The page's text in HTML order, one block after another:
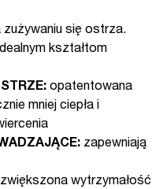
zużywaniu się ostrza.
kształtom
opatentowana
mniej ciepła i
zapewniają
zwiększona wytrzymałość